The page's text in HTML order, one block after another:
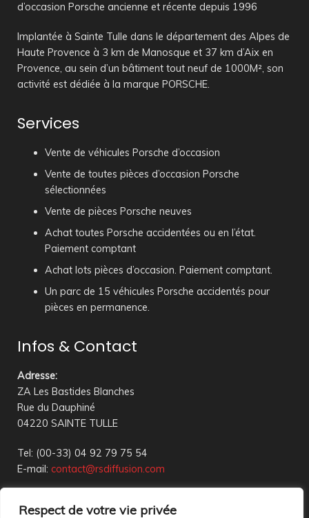
Respect de votre vie privée
d’occasion Porsche ancienne et récente depuis 1996
Implantée à Sainte Tulle dans le département des Alpes de
Haute Provence à 3 km de Manosque et 37 km d’Aix en
Provence, au sein d’un bâtiment tout neuf de 1000M², son
activité est dédiée à la marque PORSCHE.
Services
Vente de véhicules Porsche d’occasion
Vente de toutes pièces d’occasion Porsche
sélectionnées
Vente de pièces Porsche neuves
Achat toutes Porsche accidentées ou en l’état.
Paiement comptant
Achat lots pièces d’occasion. Paiement comptant.
Un parc de 15 véhicules Porsche accidentés pour
pièces en permanence.
Infos & Contact
Adresse:
ZA Les Bastides Blanches
Rue du Dauphiné
04220 SAINTE TULLE
Tel: (00-33) 04 92 79 75 54
E-mail: contact@rsdiffusion.com
18h00